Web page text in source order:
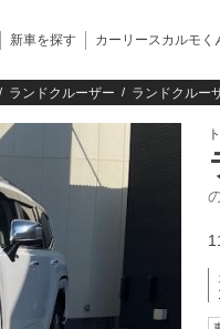
新車を探す カーリースカルモく
ランドクルーザー ランドクルー